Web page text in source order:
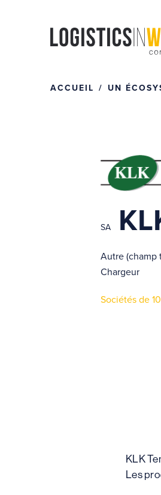
ACCUEIL UN
SA
Autre
Chargeur
Sociétés de
KLK
Les